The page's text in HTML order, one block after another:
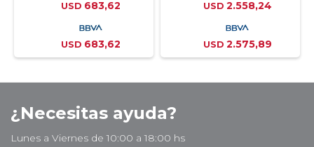
USD 683,62
USD 683,62
USD 2.558,24
USD 2.575,89
¿Necesitas ayuda?
Lunes a Viernes de 10:00 a 18:00 hs